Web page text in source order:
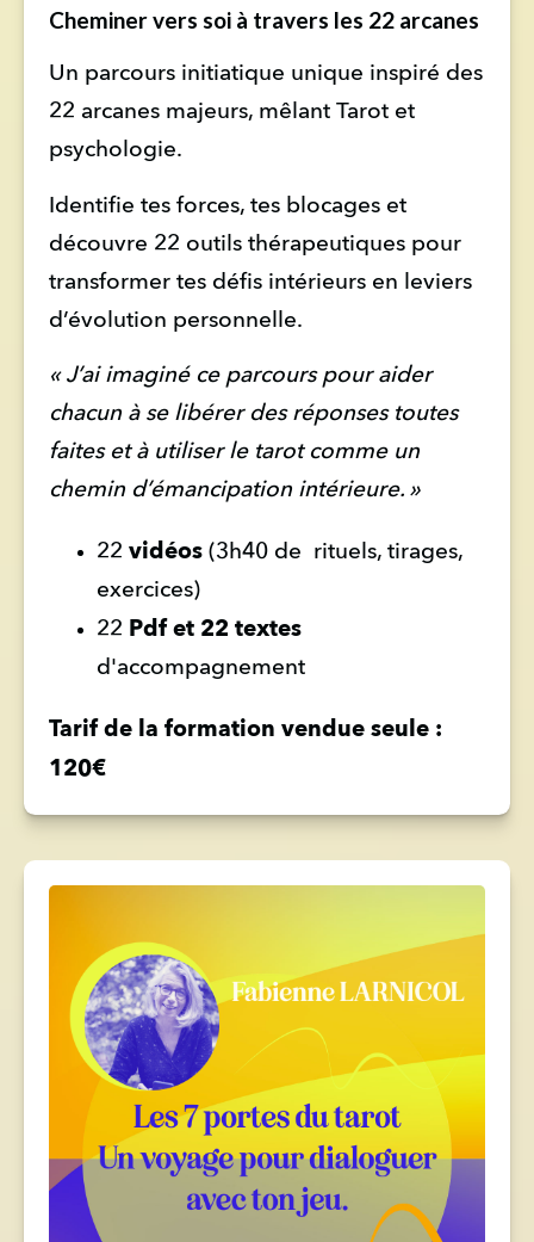
Cheminer vers soi à travers les 22 arcanes
Un parcours initiatique unique inspiré des
22 arcanes majeurs, mêlant Tarot et
psychologie.
Identifie tes forces, tes blocages et
découvre 22 outils thérapeutiques pour
transformer tes défis intérieurs en leviers
d’évolution personnelle.
« J’ai imaginé ce parcours pour aider
chacun à se libérer des réponses toutes
faites et à utiliser le tarot comme un
chemin d’émancipation intérieure. »
22 vidéos (3h40 de  rituels, tirages,
exercices)
22
Pdf et 22 textes
d'accompagnement
Tarif de la formation vendue seule :
120€